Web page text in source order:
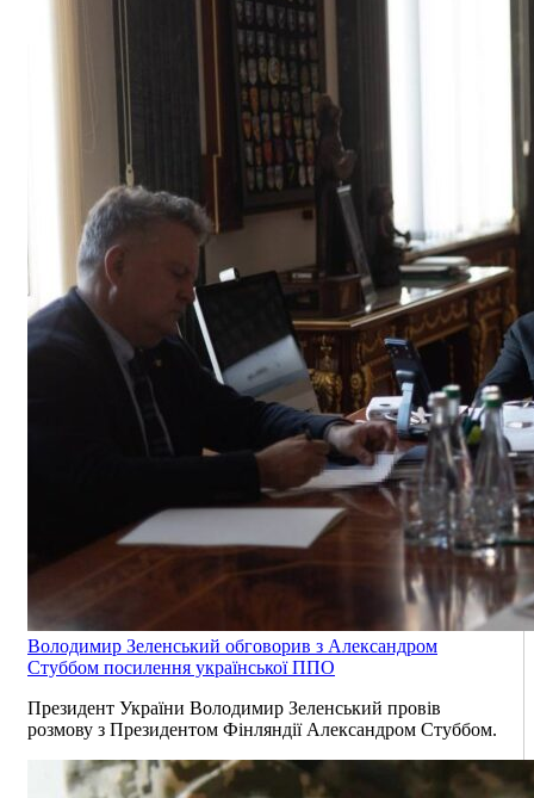
Володимир Зеленський обговорив з Александром
Стуббом посилення української ППО
Президент України Володимир Зеленський провів
розмову з Президентом Фінляндії Александром Стуббом.